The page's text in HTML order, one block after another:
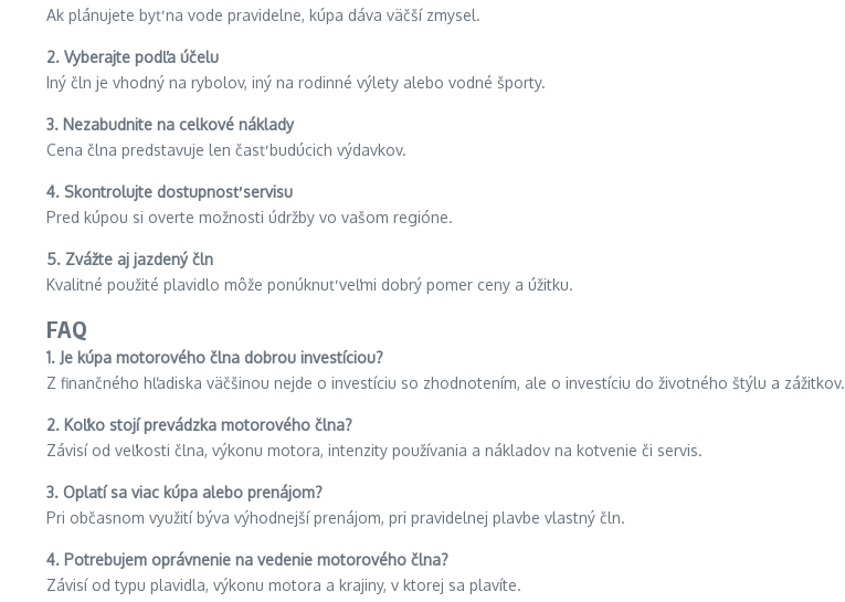
Ak plánujete byť na vode pravidelne, kúpa dáva väčší zmysel.
2. Vyberajte podľa účelu
Iný čln je vhodný na rybolov, iný na rodinné výlety alebo vodné športy.
3. Nezabudnite na celkové náklady
Cena člna predstavuje len časť budúcich výdavkov.
4. Skontrolujte dostupnosť servisu
Pred kúpou si overte možnosti údržby vo vašom regióne.
5. Zvážte aj jazdený čln
Kvalitné použité plavidlo môže ponúknuť veľmi dobrý pomer ceny a úžitku.
FAQ
1. Je kúpa motorového člna dobrou investíciou?
Z finančného hľadiska väčšinou nejde o investíciu so zhodnotením, ale o investíciu do životného štýlu a zážitkov.
2. Koľko stojí prevádzka motorového člna?
Závisí od veľkosti člna, výkonu motora, intenzity používania a nákladov na kotvenie či servis.
3. Oplatí sa viac kúpa alebo prenájom?
Pri občasnom využití býva výhodnejší prenájom, pri pravidelnej plavbe vlastný čln.
4. Potrebujem oprávnenie na vedenie motorového člna?
Závisí od typu plavidla, výkonu motora a krajiny, v ktorej sa plavíte.